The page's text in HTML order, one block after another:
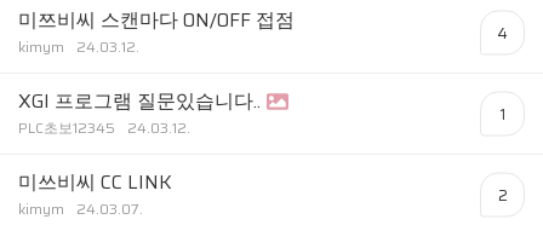
미쯔비씨 스캔마다 ON/OFF 접점
kimym 24.03.12.
4
XGI 프로그램 질문있습니다..
PLC초보12345 24.03.12.
1
미쓰비씨 CC LINK
kimym 24.03.07.
2